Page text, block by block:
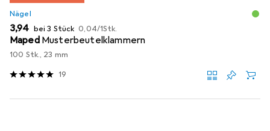
Nägel
EUR
3,94 bei 3 Stück EUR
0,04/1Stk.
Maped Musterbeutelklammern
100 Stk., 23 mm
19